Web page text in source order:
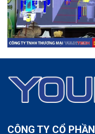
CÔNG TY CỔ